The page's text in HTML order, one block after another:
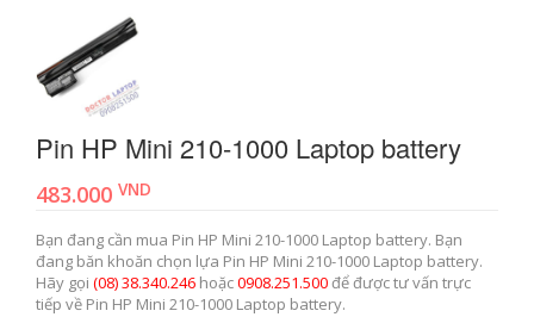
Pin HP Mini 210-1000 Laptop battery
483.000 VND
Bạn đang cần mua Pin HP Mini 210-1000 Laptop battery. Bạn
đang băn khoăn chọn lựa Pin HP Mini 210-1000 Laptop battery.
Hãy gọi (08) 38.340.246 hoặc0908.251.500để được tư vấn trực
tiếp về Pin HP Mini 210-1000 Laptop battery.